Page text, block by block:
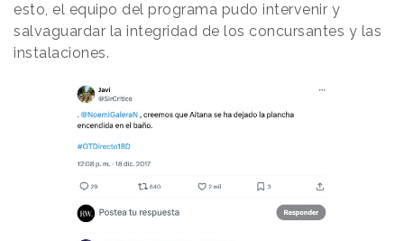
esto, el equipo del programa pudo intervenir y
salvaguardar la integridad de los concursantes y las
instalaciones.